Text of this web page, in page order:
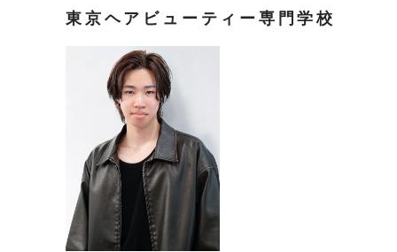
東京ヘアビューティー専門学校